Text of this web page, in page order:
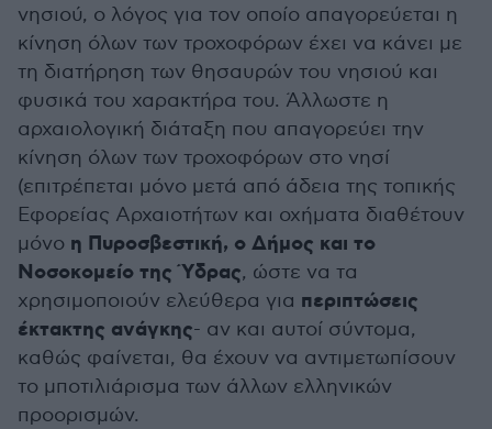
νησιού, ο λόγος για τον οποίο απαγορεύεται η
κίνηση όλων των τροχοφόρων έχει να κάνει με
τη διατήρηση των θησαυρών του νησιού και
φυσικά του χαρακτήρα του. Άλλωστε η
αρχαιολογική διάταξη που απαγορεύει την
κίνηση όλων των τροχοφόρων στο νησί
(επιτρέπεται μόνο μετά από άδεια της τοπικής
Εφορείας Αρχαιοτήτων και οχήματα διαθέτουν
μόνο η Πυροσβεστική, ο Δήμος και το
Νοσοκομείο της Ύδρας, ώστε να τα
χρησιμοποιούν ελεύθερα για περιπτώσεις
έκτακτης ανάγκης- αν και αυτοί σύντομα,
καθώς φαίνεται, θα έχουν να αντιμετωπίσουν
το μποτιλιάρισμα των άλλων ελληνικών
προορισμών.